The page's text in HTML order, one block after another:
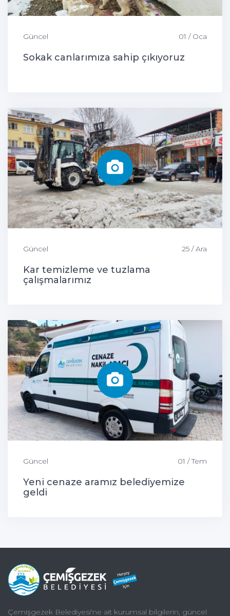
Güncel 01 / Oca
Sokak canlarımıza sahip çıkıyoruz
Güncel 25 / Ara
Kar temizleme ve tuzlama
çalışmalarımız
Güncel 01 / Tem
Yeni cenaze aramız belediyemize
geldi
Çemişgezek Belediyesi'ne ait kurumsal bilgilerin, güncel